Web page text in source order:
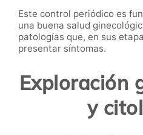
Este control periódico es
una buena salud
patologías que, en sus
presentar síntomas.
Exploración
y